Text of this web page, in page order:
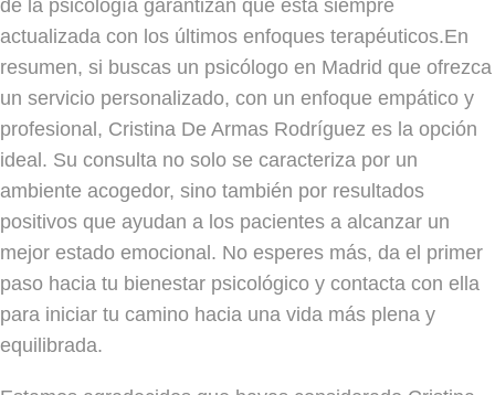
de la psicología garantizan que está siempre
actualizada con los últimos enfoques terapéuticos.En
resumen, si buscas un psicólogo en Madrid que ofrezca
un servicio personalizado, con un enfoque empático y
profesional, Cristina De Armas Rodríguez es la opción
ideal. Su consulta no solo se caracteriza por un
ambiente acogedor, sino también por resultados
positivos que ayudan a los pacientes a alcanzar un
mejor estado emocional. No esperes más, da el primer
paso hacia tu bienestar psicológico y contacta con ella
para iniciar tu camino hacia una vida más plena y
equilibrada.